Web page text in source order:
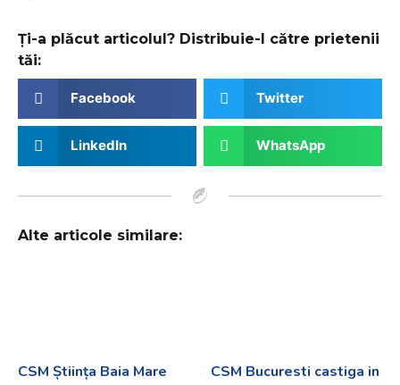
Ți-a plăcut articolul? Distribuie-l către prietenii
tăi:
Facebook Twitter
LinkedIn WhatsApp
Alte articole similare:
CSM Știința Baia Mare
CSM Bucuresti castiga in